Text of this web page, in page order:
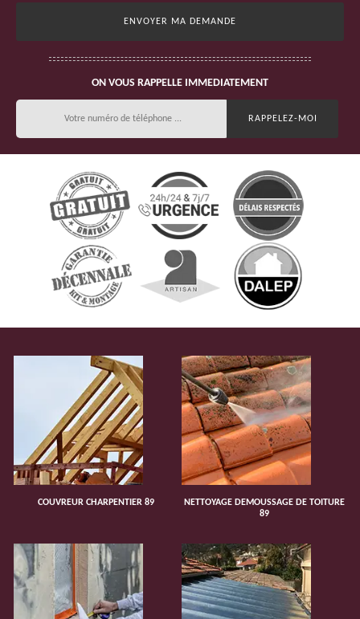
ON VOUS RAPPELLE IMMEDIATEMENT
COUVREUR CHARPENTIER 89
NETTOYAGE DEMOUSSAGE DE TOITURE
89